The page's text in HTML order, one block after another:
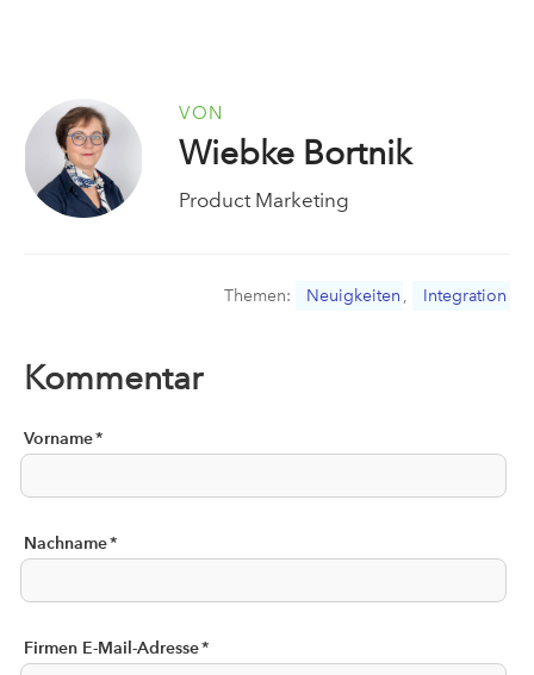
VON
Wiebke Bortnik
Product Marketing
Themen: Neuigkeiten , Integration
Kommentar
Vorname*
Nachname*
Firmen E-Mail-Adresse*